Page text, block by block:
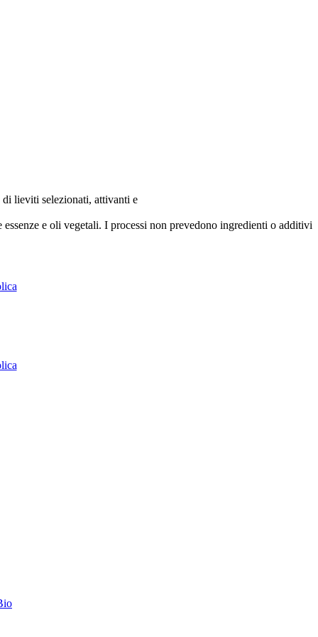
lieviti selezionati, attivanti e
e oli vegetali. I processi non prevedono ingredienti o additivi